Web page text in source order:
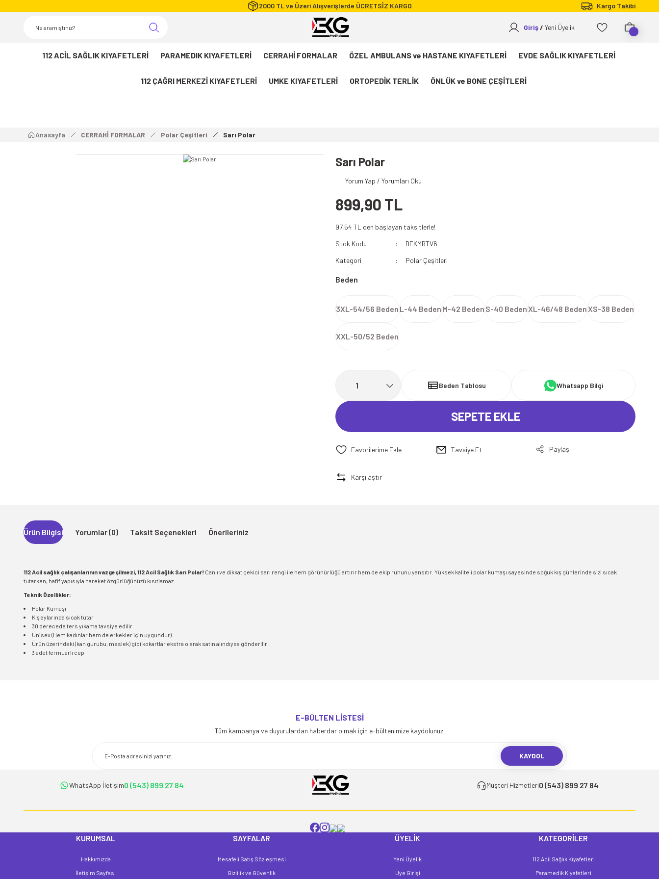
2000 TL ve Üzeri Alışverişlerde ÜCRETSİZ KARGO Kargo Takibi
Giriş Yeni Üyelik
112 ACİL SAĞLIK KIYAFETLERİ PARAMEDIK KIYAFETLERİ CERRAHİ FORMALAR ÖZEL AMBULANS ve HASTANE KIYAFETLERİ EVDE SAĞLIK KIYAFETLERİ
112 ÇAĞRI MERKEZİ KIYAFETLERİ UMKE KIYAFETLERİ ORTOPEDİK TERLİK ÖNLÜK ve BONE ÇEŞİTLERİ
Paramedik T-shirt
112 Paramedik Yelek
112 Acil Sağlık Polar
Paramedik Swit
Anasayfa CERRAHİ FORMALAR Polar Çeşitleri Sarı Polar
Sarı Polar
Yorum Yap / Yorumları Oku
899,90 TL
97,54 TL den başlayan taksitlerle!
Stok Kodu
DEKMRTV6
Kategori
Polar Çeşitleri
Beden
3XL-54/56 Beden L-44 Beden M-42 Beden S-40 BedenXL-46/48 BedenXS-38 Beden
XXL-50/52 Beden
Beden Tablosu Whatsapp Bilgi
SEPETE EKLE
Tavsiye Et Paylaş
Karşılaştır
Ürün Bilgisi Yorumlar (0) Taksit Seçenekleri Önerileriniz
112 Acil sağlık çalışanlarının vazgeçilmezi, 112 Acil Sağlık Sarı Polar! Canlı ve dikkat çekici sarı rengi ile hem görünürlüğü artırır hem de ekip ruhunu yansıtır. Yüksek kaliteli polar kumaşı sayesinde soğuk kış günlerinde sizi sıcak
tutarken, hafif yapısıyla hareket özgürlüğünüzü kısıtlamaz.
Teknik Özellikler:
Polar Kumaşı
Kış aylarında sıcak tutar
30 derecede ters yıkama tavsiye edilir.
Unisex (Hem kadınlar hem de erkekler için uygundur).
Ürün üzerindeki (kan gurubu, meslek) gibi kokartlar ekstra olarak satın alındıysa gönderilir.
3 adet fermuarlı cep
Ürün açıklamasında eksik bilgiler bulunuyor.
Ürün fiyatı diğer sitelerden daha pahalı.
E-BÜLTEN LİSTESİ
Tüm kampanya ve duyurulardan haberdar olmak için e-bültenimize kaydolunuz.
KAYDOL
WhatsApp İletişim0 (543) 899 27 84 Müşteri Hizmetleri0 (543) 899 27 84
KURUMSAL
Hakkımızda
İletişim Sayfası
SAYFALAR
Mesafeli Satış Sözleşmesi
Gizlilik ve Güvenlik
ÜYELİK
Yeni Üyelik
Üye Girişi
KATEGORİLER
112 Acil Sağlık Kıyafetleri
Paramedik Kıyafetleri